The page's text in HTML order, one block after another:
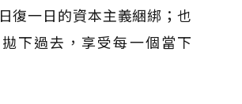
復一日的資本主義綑綁；也
下過去，享受每一個當下